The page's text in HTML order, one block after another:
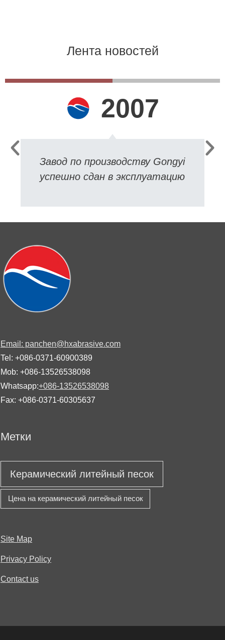
Лента новостей
Завод по производству Gongyi
успешно сдан в эксплуатацию
2007
Email: panchen@hxabrasive.com
Tel: +086-0371-60900389
Mob: +086-13526538098
Whatsapp:+086-13526538098
Fax: +086-0371-60305637
Метки
Керамический литейный песок
Цена на керамический литейный песок
Site Map
Privacy Policy
Contact us